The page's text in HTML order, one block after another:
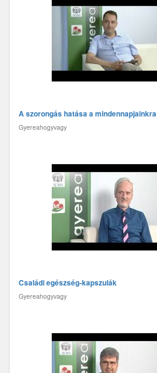
A szorongás hatása a mindennapjainkra
Gyereahogyvagy
Családi egészség-kapszulák
Gyereahogyvagy